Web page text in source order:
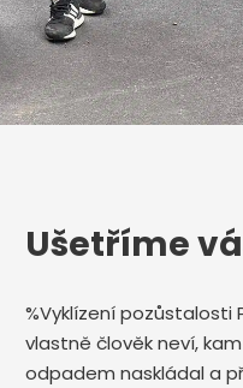
Ušetříme
%Vyklízení pozůstalosti
vlastně člověk neví,
odpadem naskládal a